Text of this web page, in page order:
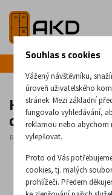
Kovová
deskami LO 16
Rozměry: 460 x
Souhlas s cookies
Vážený návštěvníku,
úroveň uživatelského
stránek. Mezi základní
fungovalo vyhledávání,
reklamou nebo abychom
vylepšovat.
Proto od Vás
cookies, tj. malých
prohlížeči. Předem